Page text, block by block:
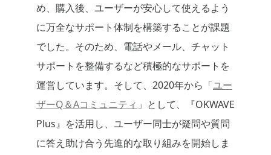
め、購入後、ユーザーが安心して使えるよう
に万全なサポート体制を構築することが課題
でした。そのため、電話やメール、チャット
サポートを整備するなど積極的なサポートを
運営しています。そして、2020年から「ユー
ザーQ＆Aコミュニティ 」として、『OKWAVE
Plus』を活用し、ユーザー同士が疑問や質問
に答え助け合う先進的な取り組みを開始しま